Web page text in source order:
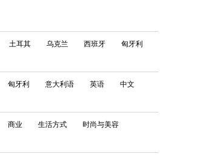
土耳其 乌克兰 西班牙
匈牙利
匈牙利 意大利语 英语
中文
商业 生活方式
时尚与美容